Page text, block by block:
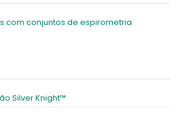
com conjuntos de espirometria
Silver Knight™